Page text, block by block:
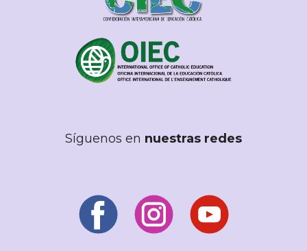
Síguenos en nuestras redes